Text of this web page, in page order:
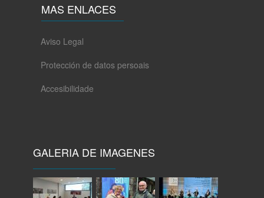
MAS ENLACES
Aviso Legal
Protección de datos persoais
Accesibilidade
GALERIA DE IMAGENES